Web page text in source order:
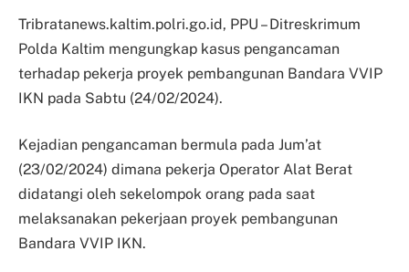
Tribratanews.kaltim.polri.go.id, PPU – Ditreskrimum
Polda Kaltim mengungkap kasus pengancaman
terhadap pekerja proyek pembangunan Bandara VVIP
IKN pada Sabtu (24/02/2024).
Kejadian pengancaman bermula pada Jum’at
(23/02/2024) dimana pekerja Operator Alat Berat
didatangi oleh sekelompok orang pada saat
melaksanakan pekerjaan proyek pembangunan
Bandara VVIP IKN.